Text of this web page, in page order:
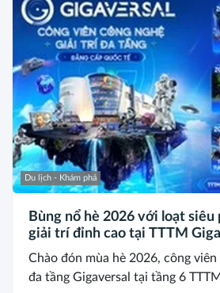
Du lịch - Khám phá
Bùng nổ hè 2026 với loạt siêu
giải trí đỉnh cao tại TTTM
Chào đón mùa hè 2026, công
đa tầng Gigaversal tại tầng 6